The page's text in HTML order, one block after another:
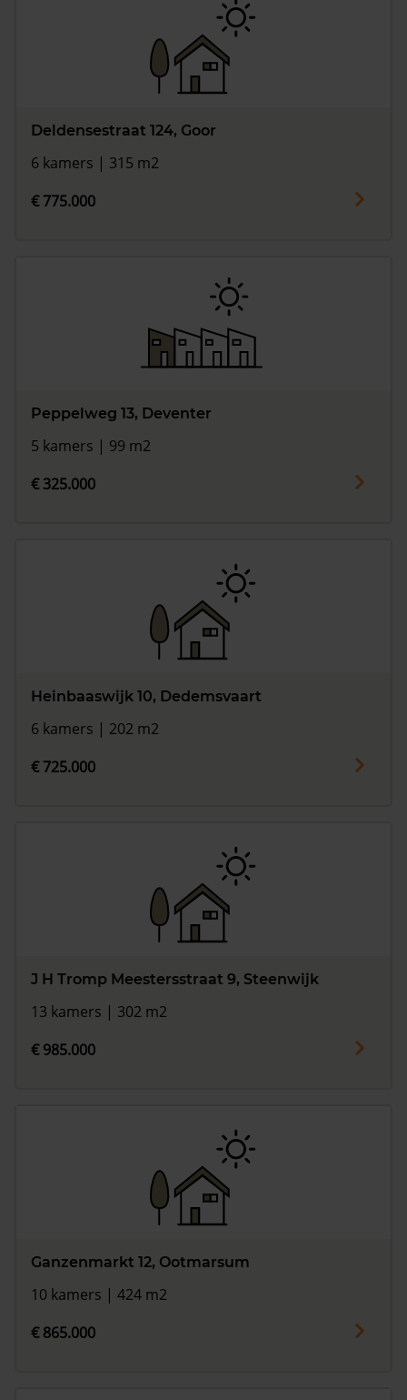
Deldensestraat 124, Goor
6 kamers | 315 m2
€ 775.000
Peppelweg 13, Deventer
5 kamers | 99 m2
€ 325.000
Heinbaaswijk 10, Dedemsvaart
6 kamers | 202 m2
€ 725.000
J H Tromp Meestersstraat 9, Steenwijk
13 kamers | 302 m2
€ 985.000
Ganzenmarkt 12, Ootmarsum
10 kamers | 424 m2
€ 865.000